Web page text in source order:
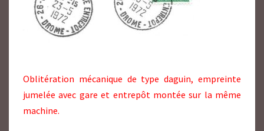
Oblitération mécanique de type daguin, empreinte
jumelée avec gare et entrepôt montée sur la même
machine.